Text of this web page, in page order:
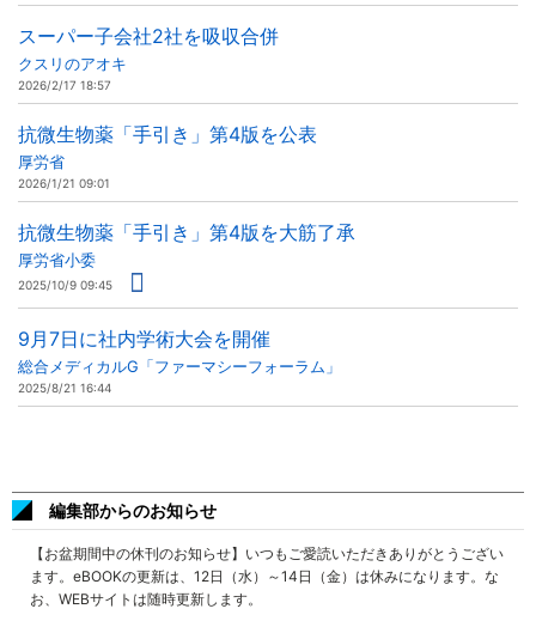
スーパー子会社2社を吸収合併
クスリのアオキ
2026/2/17 18:57
抗微生物薬「手引き」第4版を公表
厚労省
2026/1/21 09:01
抗微生物薬「手引き」第4版を大筋了承
厚労省小委
2025/10/9 09:45
9月7日に社内学術大会を開催
総合メディカルG「ファーマシーフォーラム」
2025/8/21 16:44
編集部からのお知らせ
【お盆期間中の休刊のお知らせ】いつもご愛読いただきありがとうござい
ます。eBOOKの更新は、12日（水）～14日（金）は休みになります。な
お、WEBサイトは随時更新します。